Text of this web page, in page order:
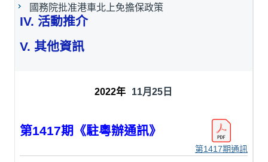
國務院批准港車北上免擔保政策
IV. 活動推介
V. 其他資訊
11月25日
第1417期通訊
第1417期《駐粵辦通訊》